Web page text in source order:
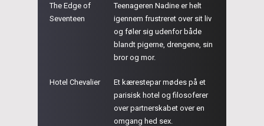
The Edge of
Seventeen
Teenageren Nadine er helt
igennem frustreret over sit liv
og føler sig udenfor både
blandt pigerne, drengene, sin
bror og mor.
Hotel Chevalier
Et kærestepar mødes på et
parisisk hotel og filosoferer
over partnerskabet over en
omgang hed sex.